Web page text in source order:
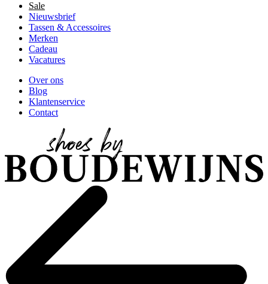
Sale
Nieuwsbrief
Tassen & Accessoires
Merken
Cadeau
Vacatures
Over ons
Blog
Klantenservice
Contact